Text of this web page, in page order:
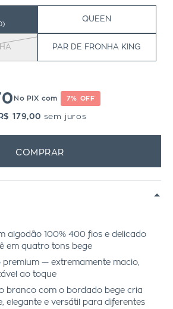
QUEEN
PAR DE FRONHA KING
No PIX com 7% OFF
R$ 179,00 sem juros
COMPRAR
algodão 100% 400 fios e delicado
em quatro tons bege
premium — extremamente macio,
ao toque
branco com o bordado bege cria
elegante e versátil para diferentes